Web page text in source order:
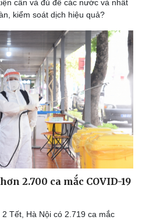
Công nghệ
Sành điệu
Tin Công nghệ
Trải nghiệm
Chuyển đổi số
cần và đủ để các nước và nhất
kiểm soát dịch hiệu quả?
2.700 ca mắc COVID-19
Tết, Hà Nội có 2.719 ca mắc